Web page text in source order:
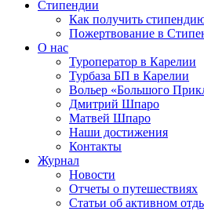
Стипендии
Как получить
Пожертвование в
О нас
Туроператор в Карелии
Турбаза БП в Карелии
Вольер «Большого
Дмитрий Шпаро
Матвей Шпаро
Наши достижения
Контакты
Журнал
Новости
Отчеты о путешествиях
Статьи об активном